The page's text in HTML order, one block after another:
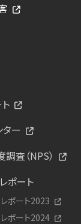
ー
査（NPS）
ポート
ポート2023
ポート2024